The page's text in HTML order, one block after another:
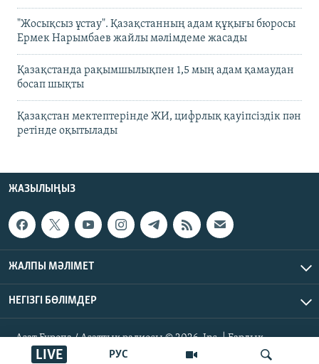
РУС
LIVE
"Жосықсыз ұстау". Қазақстанның адам құқығы бюросы
Ермек Нарымбаев жайлы мәлімдеме жасады
Қазақстанда рақымшылықпен 1,5 мың адам қамаудан
босап шықты
Қазақстан мектептерінде ЖИ, цифрлық қауіпсіздік пән
ретінде оқытылады
ЖАЗЫЛЫҢЫЗ
ЖАЛПЫ МӘЛІМЕТ
НЕГІЗГІ БӨЛІМДЕР
Азат Еуропа / Азаттық радиосы © 2026, Inc. | Барлық
құқықтары қорғалған